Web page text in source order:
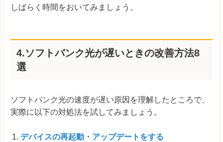
しばらく時間をおいてみましょう。
4.ソフトバンク光が遅いときの改善方法8
選
ソフトバンク光の速度が遅い原因を理解したところで、
実際に以下の対処法を試してみましょう。
デバイスの再起動・アップデートをする